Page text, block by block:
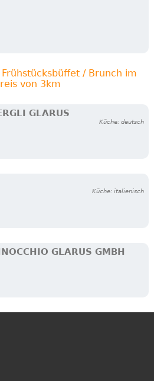
/ Brunch im
von 3km
GLARUS
Küche: deutsch
Küche: italienisch
GLARUS GMBH